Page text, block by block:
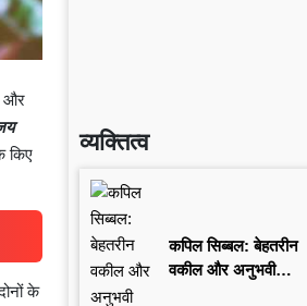
और
किए
के
व्यक्तित्व
कपिल सिब्बल: बेहतरीन
वकील और अनुभवी